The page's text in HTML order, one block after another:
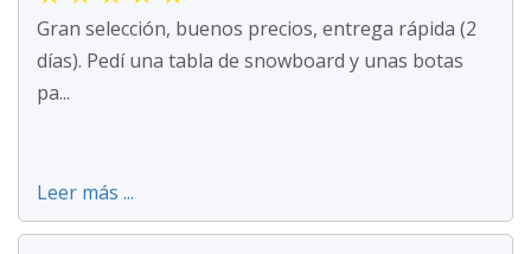
Gran selección, buenos precios, entrega rápida (2
días). Pedí una tabla de snowboard y unas botas
pa...
Leer más ...